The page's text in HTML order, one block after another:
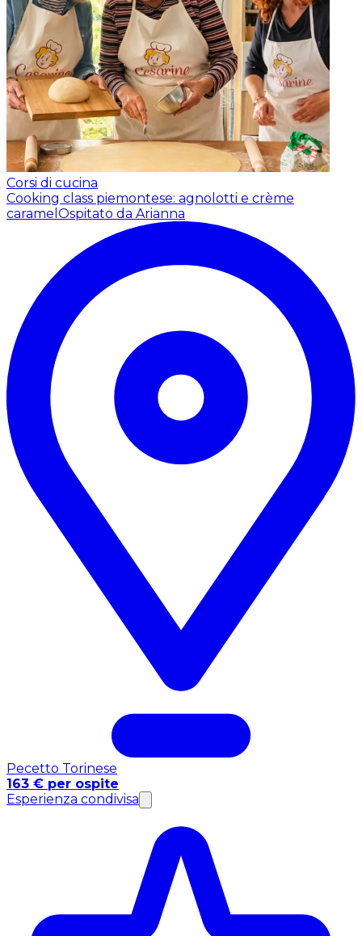
Corsi di cucina
Cooking class piemontese: agnolotti e crème
caramel Ospitato da Arianna
Pecetto Torinese
163 € per ospite
Esperienza condivisa